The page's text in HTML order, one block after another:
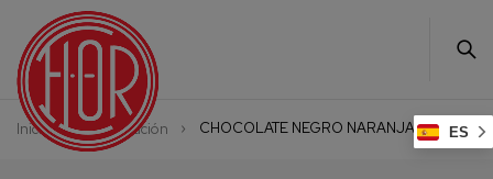
Inicio Alimentación CHOCOLATE NEGRO NARANJA PALLÁS
ES